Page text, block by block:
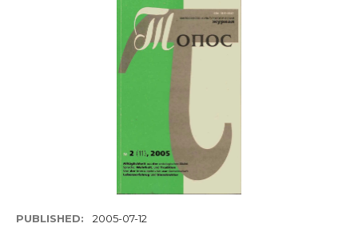
PUBLISHED: 2005-07-12